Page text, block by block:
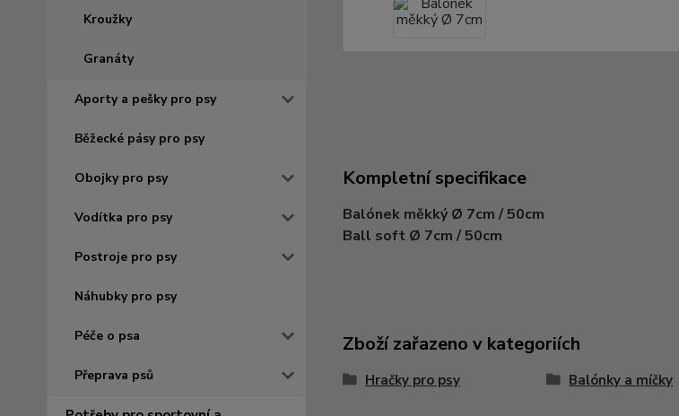
Kroužky
Granáty
Aporty a pešky pro psy
Běžecké pásy pro psy
Obojky pro psy
Vodítka pro psy
Postroje pro psy
Náhubky pro psy
Péče o psa
Přeprava psů
Kompletní specifikace
Balónek měkký Ø 7cm / 50cm
Ball soft Ø 7cm / 50cm
Zboží zařazeno v kategoriích
Hračky pro psy Balónky a míčky